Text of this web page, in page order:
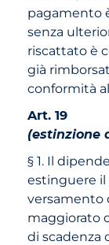
pagamento
senza
riscattato è
già
conformità
Art. 19
(estinzione
§ 1. Il
estinguere
versamento
maggiorato
di scadenza